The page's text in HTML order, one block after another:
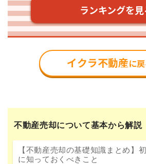
不動産売却について基本から解説
【不動産売却の基礎知識まとめ】
に知っておくべきこと